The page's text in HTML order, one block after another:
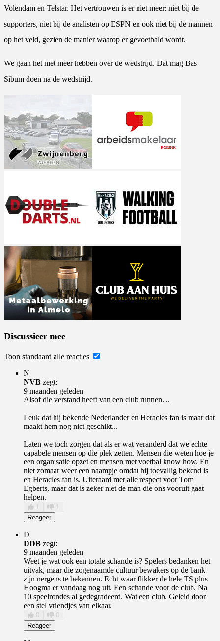
Volendam en Telstar. Het vertrouwen is er niet meer: niet bij de
supporters, niet bij de analisten op ESPN en ook niet bij de mannen
op het veld, gezien de manier waarop er gevoetbald wordt.
We gaan het niet meer hebben over de wedstrijd. Dat mag Bas
Sibum doen na de wedstrijd.
Discussieer mee
Toon standaard alle reacties
N
NVB zegt:
9 maanden geleden
Alsof die verstand heeft van een club runnen....
Leuk dat hij bekende Nederlander en Heracles fan is maar dat
maakt hem nog niet geschikt...
Laten we toch zorgen dat als er wat veranderd dat we echte
capabele mensen op die plek zetten. Mensen die weten hoe je
een organisatie opzet en mensen met voetbal know how. En
niet zomaar weer een naampje omdat hij toevallig bekend is
en Heracles fan is. Uiteraard met alle respect voor Tom
Egberts, maar dat is zeker niet de man die ons vooruit gaat
helpen.
1
1
Reageer
D
DDB zegt:
9 maanden geleden
Weet je wat ook een totale schande is? Spelers bedanken het
uitvak, maar die zogenaamde cultuur bewakers op de bank
zijn nergens te bekennen. Echt waar flikker de hele TS plus
Hoogma er vandaag nog uit. Een schande voor de club. Na
10 speelrondes al gedegradeerd. Wat een club. Geleid door
een stel vriendjes van elkaar.
0
0
Reageer